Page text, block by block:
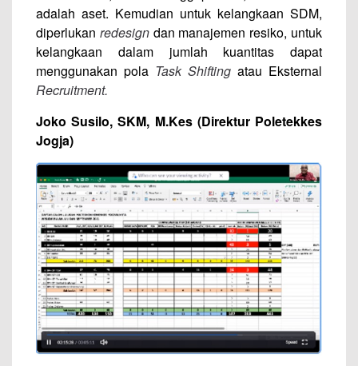
adalah aset. Kemudian untuk kelangkaan SDM,
diperlukan redesign dan manajemen resiko, untuk
kelangkaan dalam jumlah kuantitas dapat
menggunakan pola Task Shifting atau Eksternal
Recruitment.
Joko Susilo, SKM, M.Kes (Direktur Poletekkes
Jogja)